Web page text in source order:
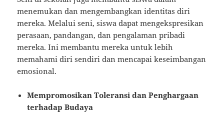
menemukan dan mengembangkan identitas diri
mereka. Melalui seni, siswa dapat mengekspresikan
perasaan, pandangan, dan pengalaman pribadi
mereka. Ini membantu mereka untuk lebih
memahami diri sendiri dan mencapai keseimbangan
emosional.
Mempromosikan Toleransi dan Penghargaan
terhadap Budaya